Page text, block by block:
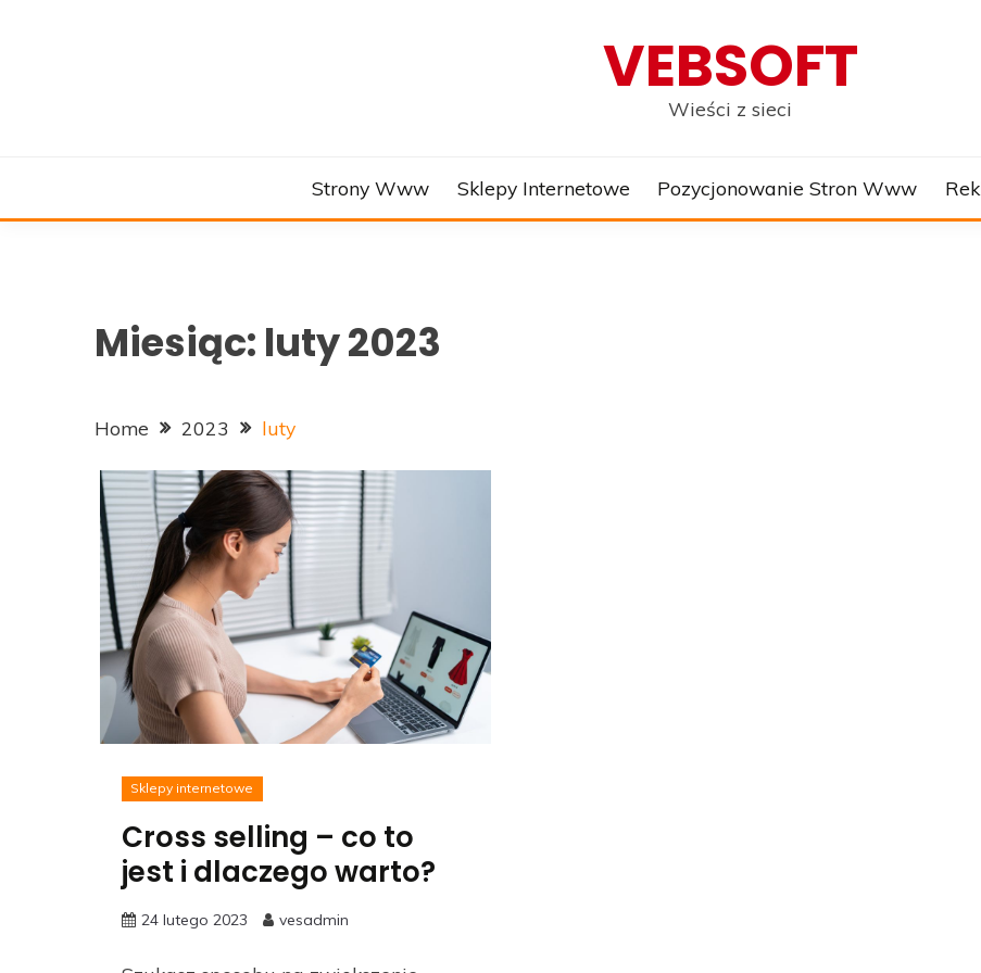
VEBSOFT
Wieści z sieci
Strony Www Sklepy Internetowe Pozycjonowanie Stron Www
Miesiąc: luty 2023
Home 2023 luty
Sklepy internetowe
Cross selling – co to
jest i dlaczego warto?
24 lutego 2023 vesadmin